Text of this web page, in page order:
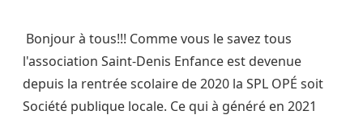
Bonjour à tous!!! Comme vous le savez tous
l'association Saint-Denis Enfance est devenue
depuis la rentrée scolaire de 2020 la SPL OPÉ soit
Société publique locale. Ce qui à généré en 2021